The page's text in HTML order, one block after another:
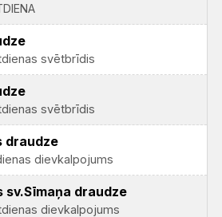
svētbrīdis
svētbrīdis
draudze
dievkalpojums
sv.Sīmaņa draudze
dievkalpojums